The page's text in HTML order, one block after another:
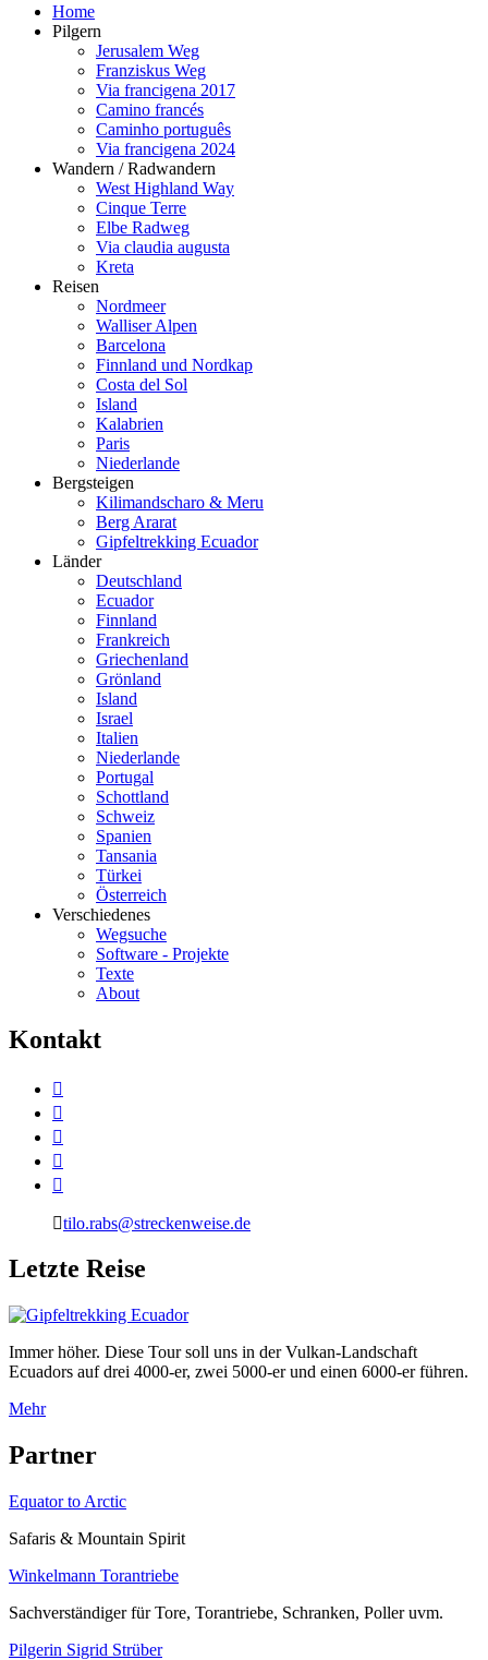
Home
Pilgern
Jerusalem Weg
Franziskus Weg
Via francigena 2017
Camino francés
Caminho português
Via francigena 2024
Wandern / Radwandern
West Highland Way
Cinque Terre
Elbe Radweg
Via claudia augusta
Kreta
Reisen
Nordmeer
Walliser Alpen
Barcelona
Finnland und Nordkap
Costa del Sol
Island
Kalabrien
Paris
Niederlande
Bergsteigen
Kilimandscharo & Meru
Berg Ararat
Gipfeltrekking Ecuador
Länder
Deutschland
Ecuador
Finnland
Frankreich
Griechenland
Grönland
Island
Israel
Italien
Niederlande
Portugal
Schottland
Schweiz
Spanien
Tansania
Türkei
Österreich
Verschiedenes
Wegsuche
Software - Projekte
Texte
About
Kontakt
tilo.rabs@streckenweise.de
Letzte Reise
Immer höher. Diese Tour soll uns in der Vulkan-Landschaft
Ecuadors auf drei 4000-er, zwei 5000-er und einen 6000-er führen.
Mehr
Partner
Equator to Arctic
Safaris & Mountain Spirit
Winkelmann Torantriebe
Sachverständiger für Tore, Torantriebe, Schranken, Poller uvm.
Pilgerin Sigrid Strüber